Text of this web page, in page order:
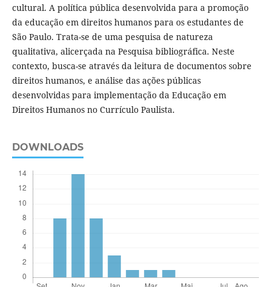
cultural. A política pública desenvolvida para a promoção
da educação em direitos humanos para os estudantes de
São Paulo. Trata-se de uma pesquisa de natureza
qualitativa, alicerçada na Pesquisa bibliográfica. Neste
contexto, busca-se através da leitura de documentos sobre
direitos humanos, e análise das ações públicas
desenvolvidas para implementação da Educação em
Direitos Humanos no Currículo Paulista.
DOWNLOADS